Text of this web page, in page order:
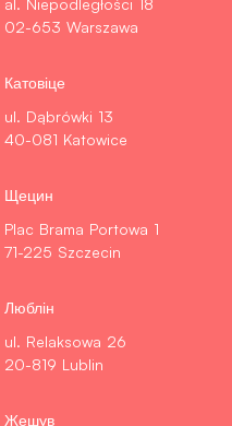
02-653 Warszawa
Катовіце
ul. Dąbrówki 13
40-081 Katowice
Щецин
Plac Brama Portowa 1
71-225 Szczecin
Люблін
ul. Relaksowa 26
20-819 Lublin
Жешув